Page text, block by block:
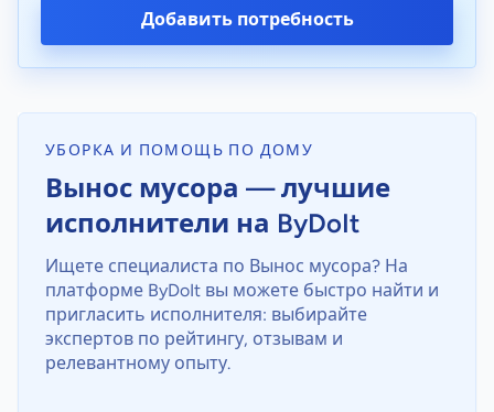
Добавить потребность
УБОРКА И ПОМОЩЬ ПО ДОМУ
Вынос мусора — лучшие
исполнители на ByDoIt
Ищете специалиста по Вынос мусора? На
платформе ByDoIt вы можете быстро найти и
пригласить исполнителя: выбирайте
экспертов по рейтингу, отзывам и
релевантному опыту.